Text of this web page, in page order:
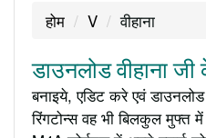
होम V वीहाना
डाउनलोड वीहाना
बनाइये, एडिट करे एवं
रिंगटोन्स वह भी बिलकुल मुफ्त